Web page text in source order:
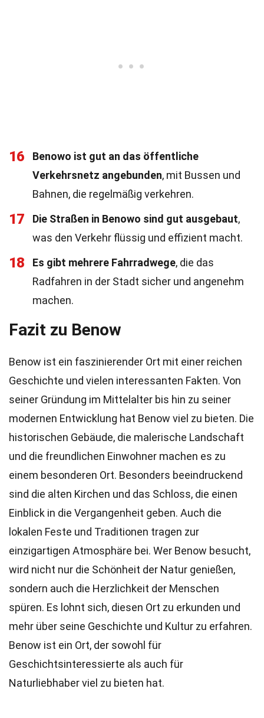
16
Benowo ist gut an das öffentliche
Verkehrsnetz angebunden, mit Bussen und
Bahnen, die regelmäßig verkehren.
17 Die Straßen in Benowo sind gut ausgebaut,
was den Verkehr flüssig und effizient macht.
18 Es gibt mehrere Fahrradwege, die das
Radfahren in der Stadt sicher und angenehm
machen.
Fazit zu Benow
Benow ist ein faszinierender Ort mit einer reichen
Geschichte und vielen interessanten Fakten. Von
seiner Gründung im Mittelalter bis hin zu seiner
modernen Entwicklung hat Benow viel zu bieten. Die
historischen Gebäude, die malerische Landschaft
und die freundlichen Einwohner machen es zu
einem besonderen Ort. Besonders beeindruckend
sind die alten Kirchen und das Schloss, die einen
Einblick in die Vergangenheit geben. Auch die
lokalen Feste und Traditionen tragen zur
einzigartigen Atmosphäre bei. Wer Benow besucht,
wird nicht nur die Schönheit der Natur genießen,
sondern auch die Herzlichkeit der Menschen
spüren. Es lohnt sich, diesen Ort zu erkunden und
mehr über seine Geschichte und Kultur zu erfahren.
Benow ist ein Ort, der sowohl für
Geschichtsinteressierte als auch für
Naturliebhaber viel zu bieten hat.